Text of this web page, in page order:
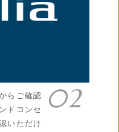
らご確認
ドコンセ
いただけ